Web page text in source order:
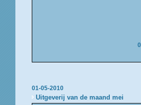
01-05-2010
Uitgeverij van de maand mei